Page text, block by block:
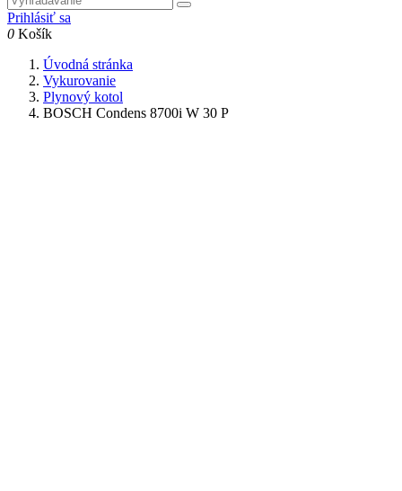
Prihlásiť sa
0 Košík
Úvodná stránka
Vykurovanie
Plynový kotol
BOSCH Condens 8700i W 30 P